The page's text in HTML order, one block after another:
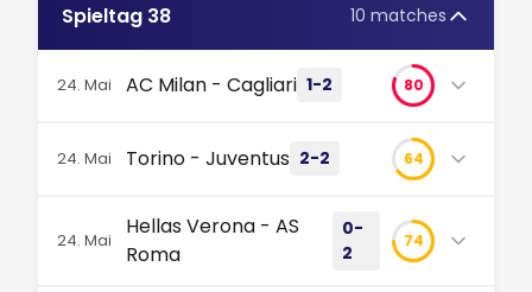
Spieltag 38 10 matches
24. Mai AC Milan - Cagliari 1-2 80
Auf dem Papier eine Niederlage für Mailand,
doch die wahre Geschichte ist das Dauerfeuer
Maignan konnten diese monumentale
Überraschung am letzten Spieltag nicht
24. Mai Torino - Juventus 2-2 64
Olimpico Grande Torino beben! 28 Schüsse und
pures Chaos am letzten Spieltag, doch die
24. Mai
Hellas Verona - AS
Roma
0-
2
74